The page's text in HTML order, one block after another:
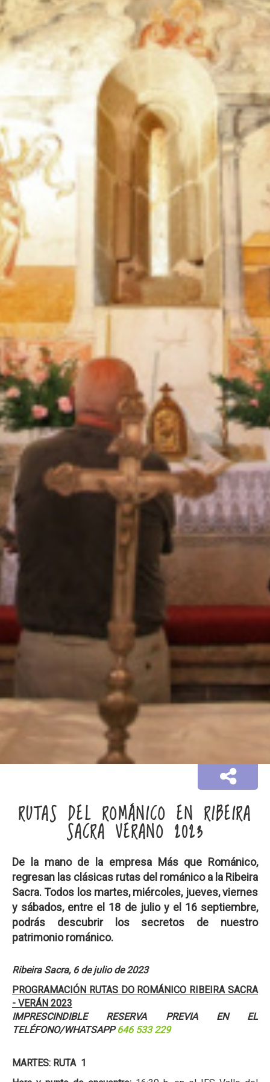
RUTAS DEL ROMÁNICO EN RIBEIRA
SACRA VERANO 2023
De la mano de la empresa Más que Románico,
regresan las clásicas rutas del románico a la Ribeira
Sacra. Todos los martes, miércoles, jueves, viernes
y sábados, entre el 18 de julio y el 16 septiembre,
podrás descubrir los secretos de nuestro
patrimonio románico.
Ribeira Sacra, 6 de julio de 2023
PROGRAMACIÓN RUTAS DO ROMÁNICO RIBEIRA SACRA
- VERÁN 2023
IMPRESCINDIBLE RESERVA PREVIA EN EL
TELÉFONO/WHATSAPP646 533 229
MARTES: RUTA 1